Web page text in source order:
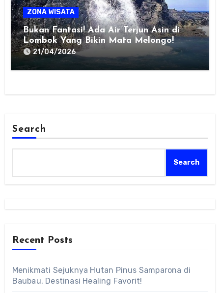
ZONA WISATA
Bukan Fantasi! Ada Air Terjun Asin di
Lombok Yang Bikin Mata Melongo!
21/04/2026
Search
Search
Recent Posts
Menikmati Sejuknya Hutan Pinus Samparona di
Baubau, Destinasi Healing Favorit!